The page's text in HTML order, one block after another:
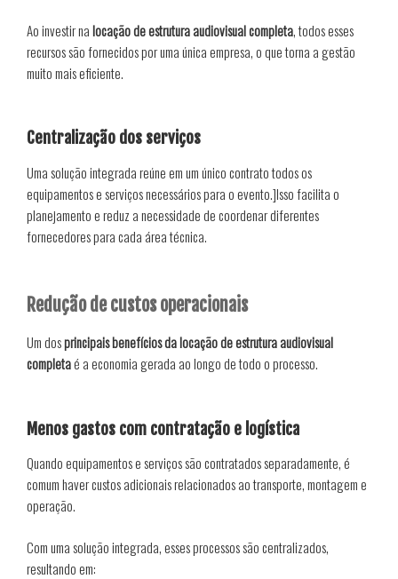
Ao investir nalocação de estrutura audiovisual completa, todos esses
recursos são fornecidos por uma única empresa, o que torna a gestão
muito mais eficiente.
Centralização dos serviços
Uma solução integrada reúne em um único contrato todos os
equipamentos e serviços necessários para o evento.]Isso facilita o
planejamento e reduz a necessidade de coordenar diferentes
fornecedores para cada área técnica.
Redução de custos operacionais
Um dosprincipais benefícios da locação de estrutura audiovisual
completaé a economia gerada ao longo de todo o processo.
Menos gastos com contratação e logística
Quando equipamentos e serviços são contratados separadamente, é
comum haver custos adicionais relacionados ao transporte, montagem e
operação.
Com uma solução integrada, esses processos são centralizados,
resultando em: